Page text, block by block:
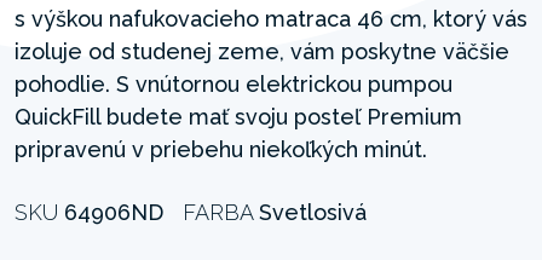
s výškou nafukovacieho matraca 46 cm, ktorý vás
izoluje od studenej zeme, vám poskytne väčšie
pohodlie. S vnútornou elektrickou pumpou
QuickFill budete mať svoju posteľ Premium
pripravenú v priebehu niekoľkých minút.
SKU 64906ND FARBASvetlosivá